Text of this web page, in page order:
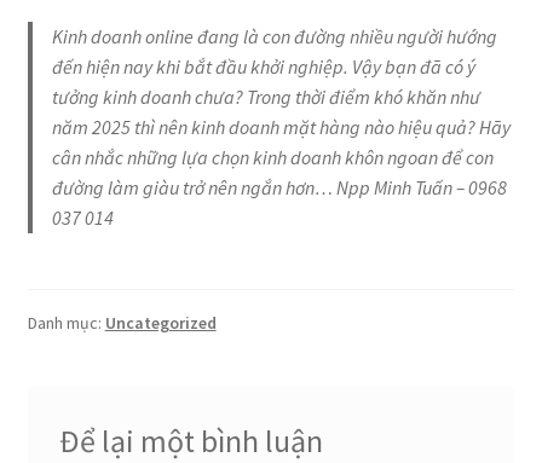
Kinh doanh online đang là con đường nhiều người hướng
đến hiện nay khi bắt đầu khởi nghiệp. Vậy bạn đã có ý
tưởng kinh doanh chưa? Trong thời điểm khó khăn như
năm 2025 thì nên kinh doanh mặt hàng nào hiệu quả? Hãy
cân nhắc những lựa chọn kinh doanh khôn ngoan để con
đường làm giàu trở nên ngắn hơn… Npp Minh Tuấn – 0968
037 014
Danh mục: Uncategorized
Để lại một bình luận